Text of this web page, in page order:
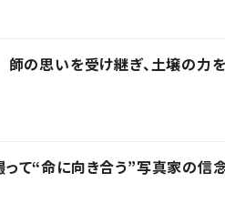
師の思いを受け継ぎ、土壌の力
て“命に向き合う”写真家の信